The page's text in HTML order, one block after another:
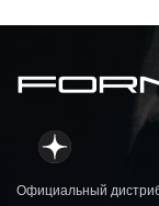
Официальный